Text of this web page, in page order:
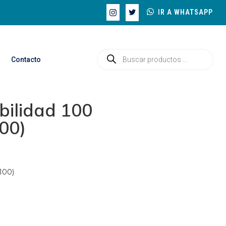
IR A WHATSAPP
Contacto
100